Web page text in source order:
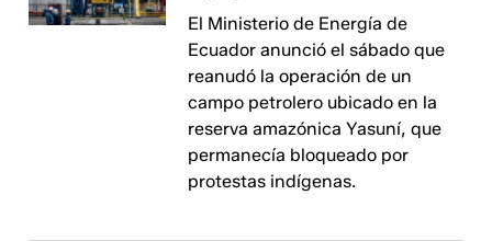
El Ministerio de Energía de
Ecuador anunció el sábado que
reanudó la operación de un
campo petrolero ubicado en la
reserva amazónica Yasuní, que
permanecía bloqueado por
protestas indígenas.